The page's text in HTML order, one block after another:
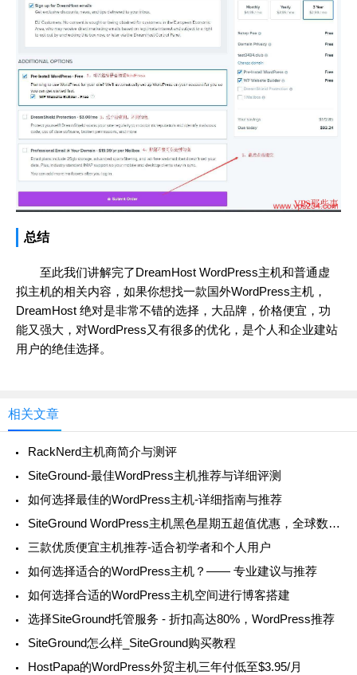
总结
至此我们讲解完了DreamHost WordPress主机和普通虚
拟主机的相关内容，如果你想找一款国外WordPress主机，
DreamHost 绝对是非常不错的选择，大品牌，价格便宜，功
能又强大，对WordPress又有很多的优化，是个人和企业建站
用户的绝佳选择。
相关文章
RackNerd主机商简介与测评
SiteGround-最佳WordPress主机推荐与详细评测
如何选择最佳的WordPress主机-详细指南与推荐
SiteGround WordPress主机黑色星期五超值优惠，全球数据中心，性能卓越
三款优质便宜主机推荐-适合初学者和个人用户
如何选择适合的WordPress主机？—— 专业建议与推荐
如何选择合适的WordPress主机空间进行博客搭建
选择SiteGround托管服务 - 折扣高达80%，WordPress推荐
SiteGround怎么样_SiteGround购买教程
HostPapa的WordPress外贸主机三年付低至$3.95/月